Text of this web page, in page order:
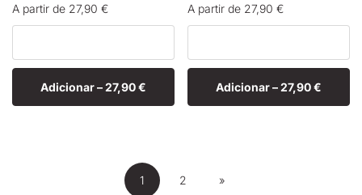
Preço
normal
A partir de 27,90 €
Adicionar –27,90 €
Preço
normal
A partir de 27,90 €
Adicionar –27,90 €
1 2 »